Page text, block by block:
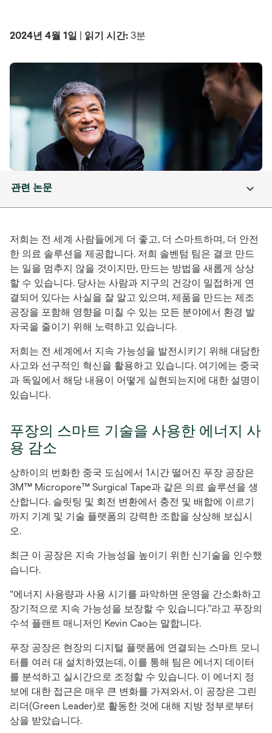
2024년 4월 1일 | 읽기 시간: 3분
관련 논문
저희는 전 세계 사람들에게 더 좋고, 더 스마트하며, 더 안전
한 의료 솔루션을 제공합니다. 저희 솔벤텀 팀은 결코 만드
는 일을 멈추지 않을 것이지만, 만드는 방법을 새롭게 상상
할 수 있습니다. 당사는 사람과 지구의 건강이 밀접하게 연
결되어 있다는 사실을 잘 알고 있으며, 제품을 만드는 제조
공장을 포함해 영향을 미칠 수 있는 모든 분야에서 환경 발
자국을 줄이기 위해 노력하고 있습니다.
저희는 전 세계에서 지속 가능성을 발전시키기 위해 대담한
사고와 선구적인 혁신을 활용하고 있습니다. 여기에는 중국
과 독일에서 해당 내용이 어떻게 실현되는지에 대한 설명이
있습니다.
푸장의 스마트 기술을 사용한 에너지 사
용 감소
상하이의 번화한 중국 도심에서 1시간 떨어진 푸장 공장은
3M™ Micropore™ Surgical Tape과 같은 의료 솔루션을 생
산합니다. 슬릿팅 및 회전 변환에서 충전 및 배합에 이르기
까지 기계 및 기술 플랫폼의 강력한 조합을 상상해 보십시
오.
최근 이 공장은 지속 가능성을 높이기 위한 신기술을 인수했
습니다.
“에너지 사용량과 사용 시기를 파악하면 운영을 간소화하고
장기적으로 지속 가능성을 보장할 수 있습니다.”라고 푸장의
수석 플랜트 매니저인 Kevin Cao는 말합니다.
푸장 공장은 현장의 디지털 플랫폼에 연결되는 스마트 모니
터를 여러 대 설치하였는데, 이를 통해 팀은 에너지 데이터
를 분석하고 실시간으로 조정할 수 있습니다. 이 에너지 정
보에 대한 접근은 매우 큰 변화를 가져와서, 이 공장은 그린
리더(Green Leader)로 활동한 것에 대해 지방 정부로부터
상을 받았습니다.